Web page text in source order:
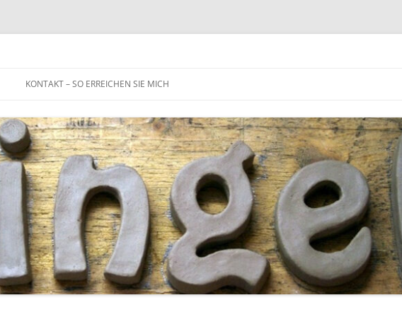
Inhalt
KONTAKT – SO ERREICHEN SIE MICH